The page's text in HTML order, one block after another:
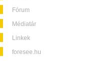
Fórum
Médiatár
Linkek
foresee.hu